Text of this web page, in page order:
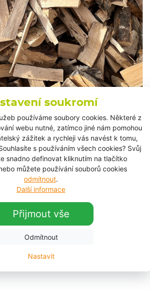
soukromí
používáme soubory cookies. Některé z
webu nutné, zatímco jiné nám pomohou
zážitek a rychleji vás navést k tomu,
s používáním všech cookies? Svůj
snadno definovat kliknutím na tlačítko
můžete používání souborů cookies
odmítnout.
Další informace
Přijmout vše
Odmítnout
Nastavit
poptávku
*